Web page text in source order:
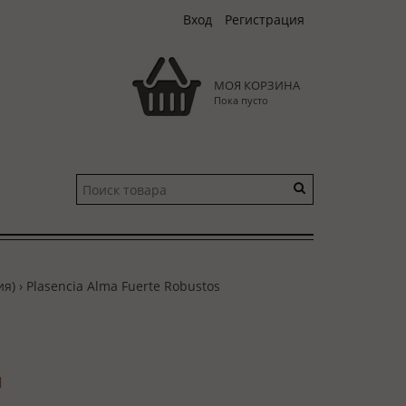
Вход Регистрация
МОЯ КОРЗИНА
Пока пусто
› Plasencia Alma Fuerte Robustos